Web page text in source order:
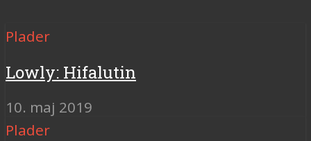
Plader
Lowly: Hifalutin
10. maj 2019
Plader